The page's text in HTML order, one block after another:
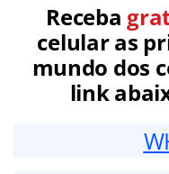
Receba
celular as
mundo dos
link